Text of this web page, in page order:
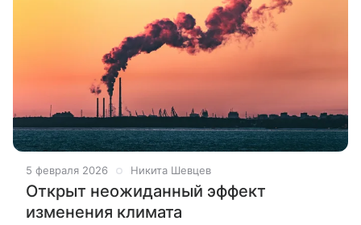
5 февраля 2026 Никита Шевцев
Открыт неожиданный эффект
изменения климата